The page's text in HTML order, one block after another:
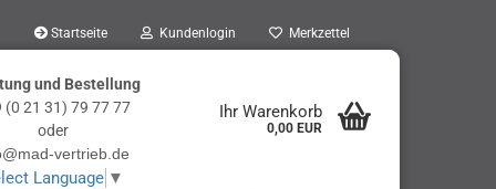
Startseite Kundenlogin Merkzettel
und Bestellung
(0 21 31) 79 77 77
oder
vertrieb.de
Language ▼
Ihr Warenkorb
0,00 EUR